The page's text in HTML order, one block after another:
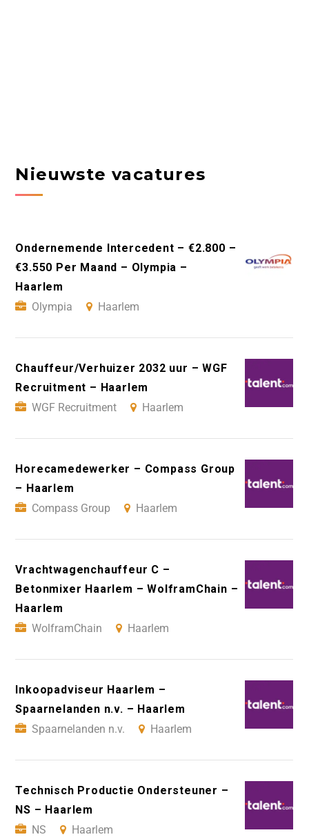
Nieuwste vacatures
Ondernemende Intercedent – €2.800 –
€3.550 Per Maand – Olympia –
Haarlem
Olympia
Haarlem
Chauffeur/Verhuizer 2032 uur – WGF
Recruitment – Haarlem
WGF Recruitment
Haarlem
Horecamedewerker – Compass Group
– Haarlem
Compass Group
Haarlem
Vrachtwagenchauffeur C –
Betonmixer Haarlem – WolframChain –
Haarlem
WolframChain
Haarlem
Inkoopadviseur Haarlem –
Spaarnelanden n.v. – Haarlem
Spaarnelanden n.v.
Haarlem
Technisch Productie Ondersteuner –
NS – Haarlem
NS
Haarlem